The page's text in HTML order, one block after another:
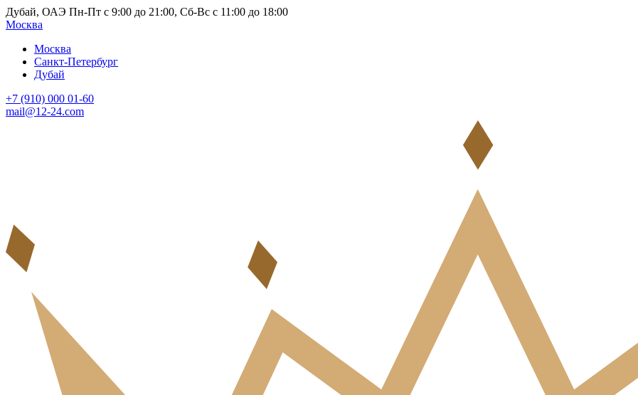
Дубай, ОАЭ Пн-Пт с 9:00 до 21:00, Сб-Вс с 11:00 до 18:00
Москва
Москва
Санкт-Петербург
Дубай
+7 (910) 000 01-60
mail@12-24.com